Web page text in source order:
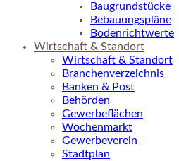
Baugrundstücke
Bebauungspläne
Bodenrichtwerte
Wirtschaft & Standort
Wirtschaft & Standort
Branchenverzeichnis
Banken & Post
Behörden
Gewerbeflächen
Wochenmarkt
Gewerbeverein
Stadtplan